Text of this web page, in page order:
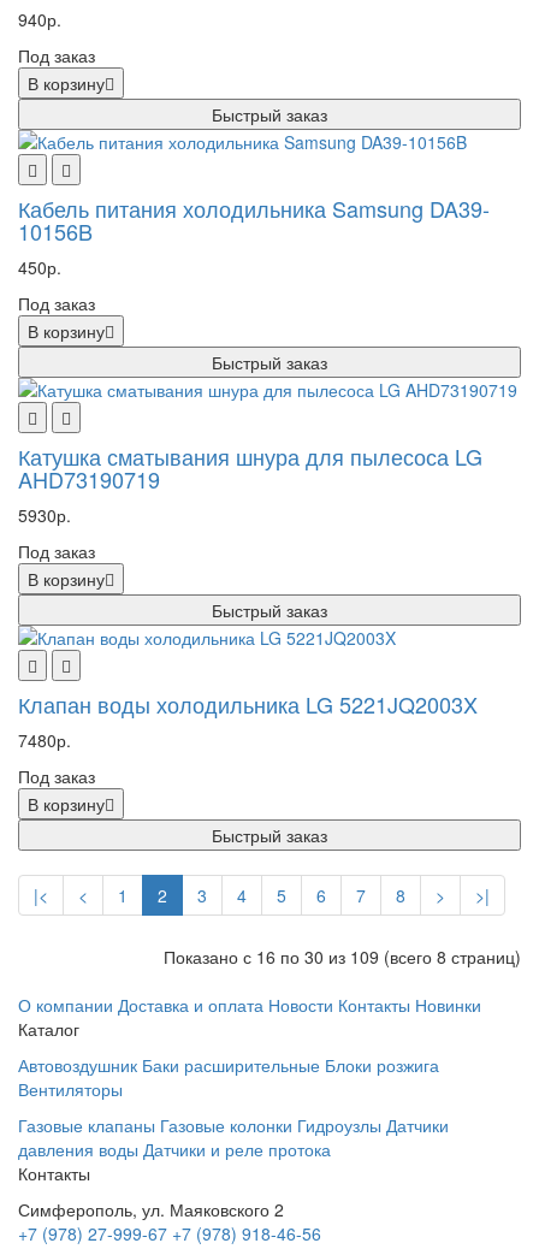
940р.
Под заказ
В корзину
Быстрый заказ
Кабель питания холодильника Samsung DA39-
10156B
450р.
Под заказ
В корзину
Быстрый заказ
Катушка сматывания шнура для пылесоса LG
AHD73190719
5930р.
Под заказ
В корзину
Быстрый заказ
Клапан воды холодильника LG 5221JQ2003X
7480р.
Под заказ
В корзину
Быстрый заказ
|< < 1 2 3 4 5 6 7 8 > >|
Показано с 16 по 30 из 109 (всего 8 страниц)
О компании Доставка и оплата Новости Контакты Новинки
Каталог
Автовоздушник Баки расширительные Блоки розжига
Вентиляторы
Газовые клапаны Газовые колонки Гидроузлы Датчики
давления воды Датчики и реле протока
Контакты
Симферополь, ул. Маяковского 2
+7 (978) 27-999-67 +7 (978) 918-46-56